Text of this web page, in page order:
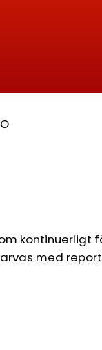
kontinuerligt
med